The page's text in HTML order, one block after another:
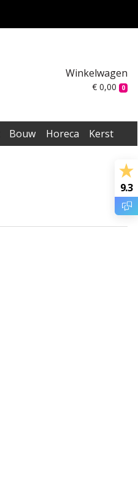
Winkelwagen
€ 0,00 0
Bouw Horeca Kerst
9.3